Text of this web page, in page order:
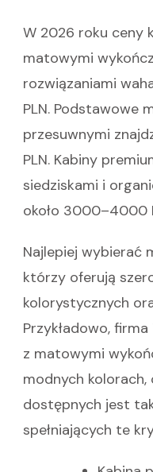
W 2026 roku ceny
matowymi
rozwiązaniami
PLN. Podstawowe
przesuwnymi
PLN. Kabiny
siedziskami i
około 3000–4000
Najlepiej wybierać
którzy oferują
kolorystycznych
Przykładowo,
z matowymi
modnych
dostępnych jest
spełniających te